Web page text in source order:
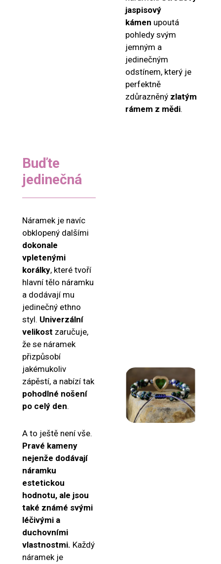
jaspisový
kámen upoutá
pohledy svým
jemným a
jedinečným
odstínem, který je
perfektně
zdůrazněný zlatým
rámem z mědi.
Buďte
jedinečná
Náramek je navíc
obklopený dalšími
dokonale
vpletenými
korálky, které tvoří
hlavní tělo náramku
a dodávají mu
jedinečný ethno
styl. Univerzální
velikost zaručuje,
že se náramek
přizpůsobí
jakémukoliv
zápěstí, a nabízí tak
pohodlné nošení
po celý den.
A to ještě není vše.
Pravé kameny
nejenže dodávají
náramku
estetickou
hodnotu, ale jsou
také známé svými
léčivými a
duchovními
vlastnostmi. Každý
náramek je